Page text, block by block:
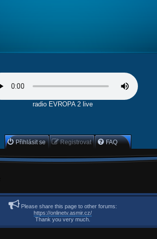
radio EVROPA 2 live
Přihlásit se Registrovat FAQ
Please share this page to other forums:
https://onlinetv.asmir.cz/
Thank you very much.